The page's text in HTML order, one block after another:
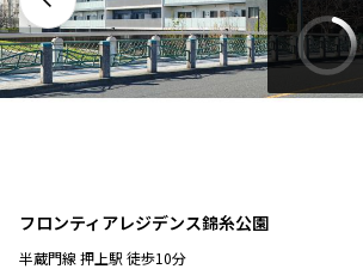
フロンティアレジデンス錦糸公園
半蔵門線 押上駅 徒歩10分